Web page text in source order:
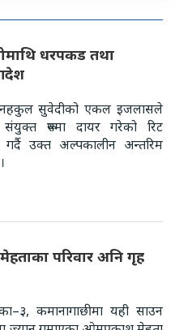
धरपकड तथा
नहकुल सुवेदीको एकल इजलासले
रूपमा दायर गरेको रिट
गर्दै उक्त अल्पकालीन अन्तरिम
परिवार अनि गृह
कमानागाछीमा यही साउन